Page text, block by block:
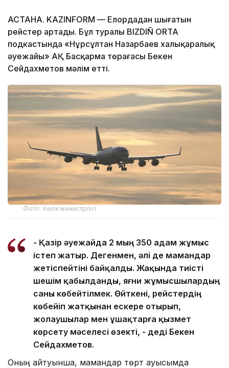
АСТАНА. KAZINFORM — Елордадан шығатын
рейстер артады. Бұл туралы BIZDIÑ ORTA
подкастында «Нұрсұлтан Назарбаев халықаралық
әуежайы» АҚ Басқарма төрағасы Бекен
Сейдахметов мәлім етті.
Фото: Көлік министрлігі
- Қазір әуежайда 2 мың 350 адам жұмыс
істеп жатыр. Дегенмен, әлі де мамандар
жетіспейтіні байқалды. Жақында тиісті
шешім қабылданды, яғни жұмысшылардың
саны көбейтілмек. Өйткені, рейстердің
көбейіп жатқынан ескере отырып,
жолаушылар мен ұшақтарға қызмет
көрсету мәселесі өзекті, - деді Бекен
Сейдахметов.
Оның айтуынша, мамандар төрт ауысымда